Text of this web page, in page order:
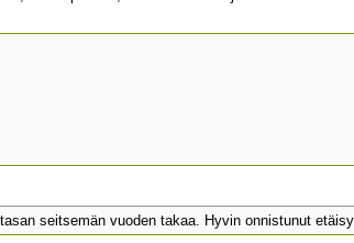
seitsemän vuoden takaa. Hyvin onnistunut